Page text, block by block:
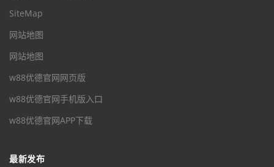
SiteMap
网站地图
网站地图
w88优德官网网页版
w88优德官网手机版入口
w88优德官网APP下载
最新发布